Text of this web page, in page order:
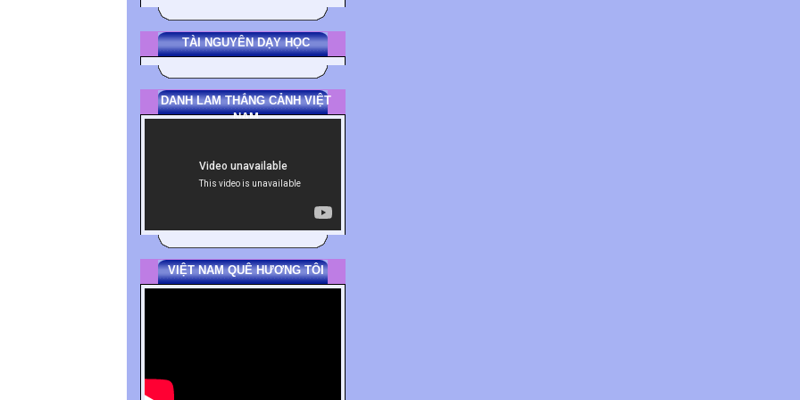
TÀI NGUYÊN DẠY HỌC
DANH LAM THẮNG CẢNH VIỆT
NAM
VIỆT NAM QUÊ HƯƠNG TÔI